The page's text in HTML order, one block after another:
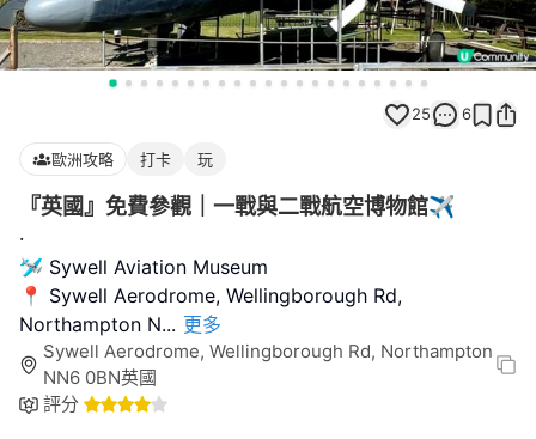
25 6
歐洲攻略 打卡 玩
『英國』免費參觀｜一戰與二戰航空博物館✈️
·
🛩️ Sywell Aviation Museum
📍 Sywell Aerodrome, Wellingborough Rd,
Northampton N... 更多
Sywell Aerodrome, Wellingborough Rd, Northampton
NN6 0BN英國
評分